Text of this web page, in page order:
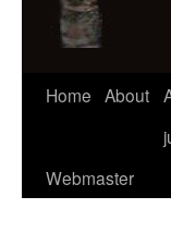
Skip
content
Home About
Webmaster